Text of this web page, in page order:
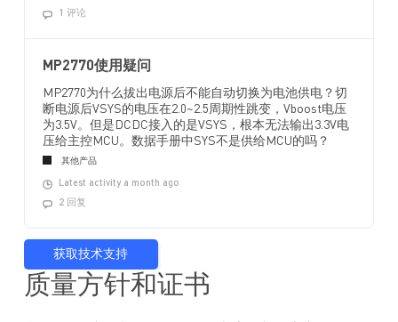
1 评论
MP2770使用疑问
MP2770为什么拔出电源后不能自动切换为电池供电？切
断电源后VSYS的电压在2.0~2.5周期性跳变，Vboost电压
为3.5V。但是DCDC接入的是VSYS，根本无法输出3.3V电
压给主控MCU。数据手册中SYS不是供给MCU的吗？
其他产品
Latest activity a month ago
2 回复
获取技术支持
质量方针和证书